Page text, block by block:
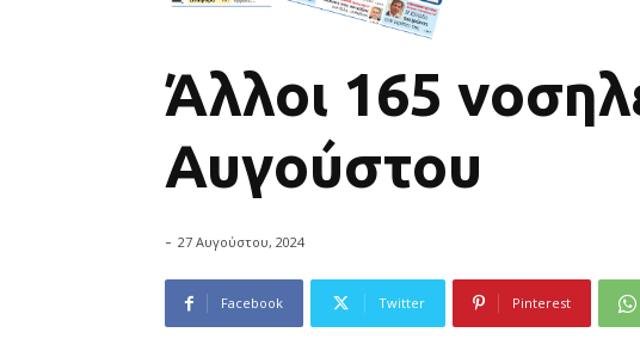
Άλλοι 165
Αυγούστου
- 27 Αυγούστου, 2024
Facebook Twitter Pinterest